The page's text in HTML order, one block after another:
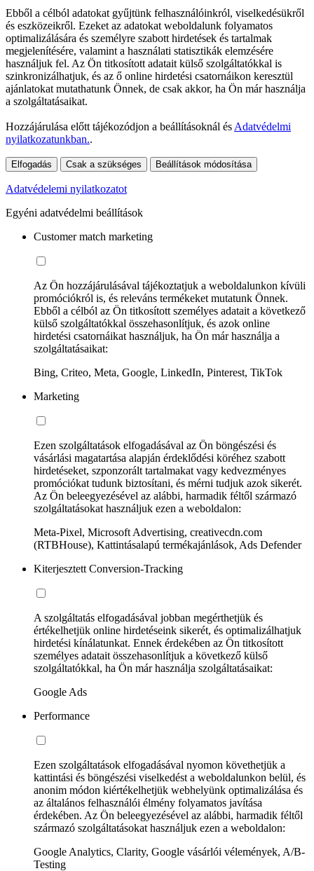
Ebből a célból adatokat gyűjtünk felhasználóinkról, viselkedésükről
és eszközeikről. Ezeket az adatokat weboldalunk folyamatos
optimalizálására és személyre szabott hirdetések és tartalmak
megjelenítésére, valamint a használati statisztikák elemzésére
használjuk fel. Az Ön titkosított adatait külső szolgáltatókkal is
szinkronizálhatjuk, és az ő online hirdetési csatornáikon keresztül
ajánlatokat mutathatunk Önnek, de csak akkor, ha Ön már használja
a szolgáltatásaikat.
Hozzájárulása előtt tájékozódjon a beállításoknál és Adatvédelmi
nyilatkozatunkban..
Elfogadás Csak a szükséges Beállítások módosítása
Adatvédelemi nyilatkozatot
Egyéni adatvédelmi beállítások
Customer match marketing
Az Ön hozzájárulásával tájékoztatjuk a weboldalunkon kívüli
promóciókról is, és releváns termékeket mutatunk Önnek.
Ebből a célból az Ön titkosított személyes adatait a következő
külső szolgáltatókkal összehasonlítjuk, és azok online
hirdetési csatornáikat használjuk, ha Ön már használja a
szolgáltatásaikat:
Bing, Criteo, Meta, Google, LinkedIn, Pinterest, TikTok
Marketing
Ezen szolgáltatások elfogadásával az Ön böngészési és
vásárlási magatartása alapján érdeklődési köréhez szabott
hirdetéseket, szponzorált tartalmakat vagy kedvezményes
promóciókat tudunk biztosítani, és mérni tudjuk azok sikerét.
Az Ön beleegyezésével az alábbi, harmadik féltől származó
szolgáltatásokat használjuk ezen a weboldalon:
Meta-Pixel, Microsoft Advertising, creativecdn.com
(RTBHouse), Kattintásalapú termékajánlások, Ads Defender
Kiterjesztett Conversion-Tracking
A szolgáltatás elfogadásával jobban megérthetjük és
értékelhetjük online hirdetéseink sikerét, és optimalizálhatjuk
hirdetési kínálatunkat. Ennek érdekében az Ön titkosított
személyes adatait összehasonlítjuk a következő külső
szolgáltatókkal, ha Ön már használja szolgáltatásaikat:
Google Ads
Performance
Ezen szolgáltatások elfogadásával nyomon követhetjük a
kattintási és böngészési viselkedést a weboldalunkon belül, és
anonim módon kiértékelhetjük webhelyünk optimalizálása és
az általános felhasználói élmény folyamatos javítása
érdekében. Az Ön beleegyezésével az alábbi, harmadik féltől
származó szolgáltatásokat használjuk ezen a weboldalon:
Google Analytics, Clarity, Google vásárlói vélemények, A/B-
Testing